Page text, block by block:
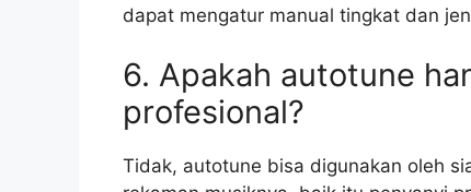
dapat mengatur manual tingkat dan
6. Apakah autotune
profesional?
Tidak, autotune bisa digunakan oleh